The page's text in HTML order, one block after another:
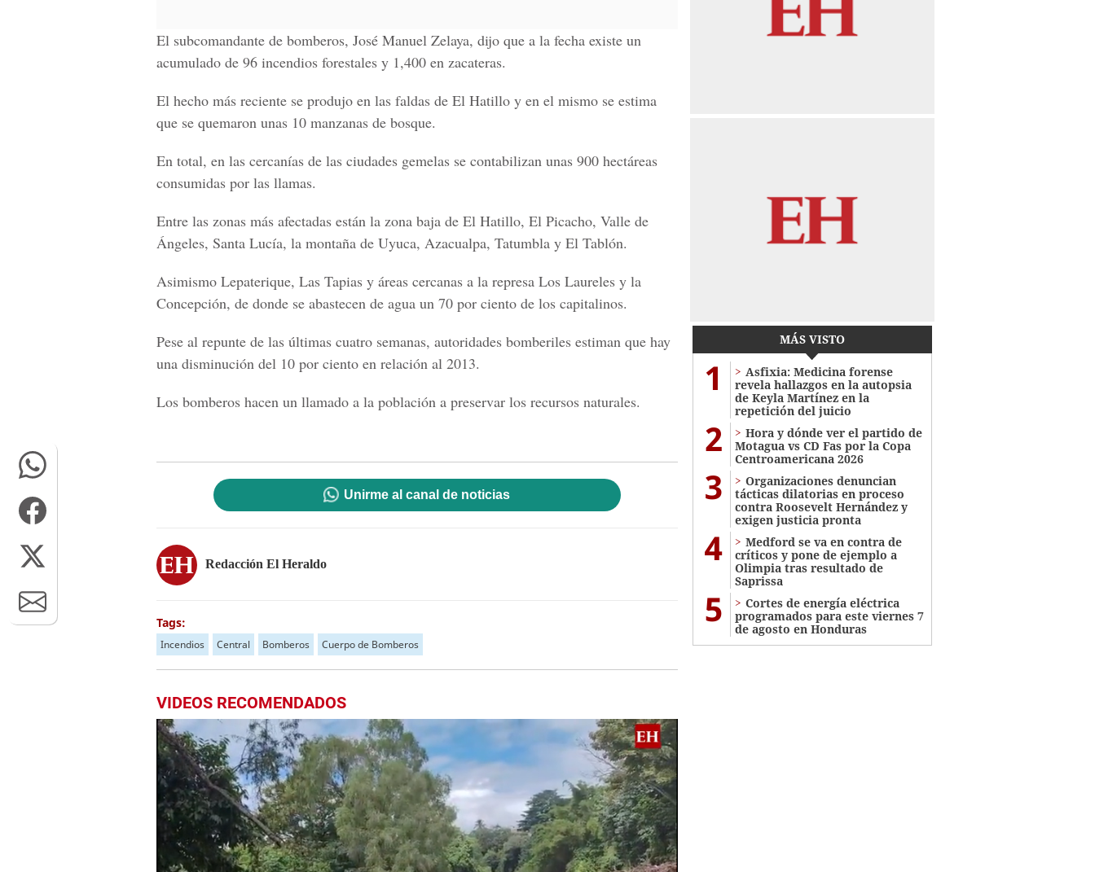
El subcomandante de bomberos, José Manuel Zelaya, dijo que a la fecha existe un
acumulado de 96 incendios forestales y 1,400 en zacateras.
El hecho más reciente se produjo en las faldas de El Hatillo y en el mismo se estima
que se quemaron unas 10 manzanas de bosque.
En total, en las cercanías de las ciudades gemelas se contabilizan unas 900 hectáreas
consumidas por las llamas.
Entre las zonas más afectadas están la zona baja de El Hatillo, El Picacho, Valle de
Ángeles, Santa Lucía, la montaña de Uyuca, Azacualpa, Tatumbla y El Tablón.
Asimismo Lepaterique, Las Tapias y áreas cercanas a la represa Los Laureles y la
Concepción, de donde se abastecen de agua un 70 por ciento de los capitalinos.
Pese al repunte de las últimas cuatro semanas, autoridades bomberiles estiman que hay
una disminución del 10 por ciento en relación al 2013.
Los bomberos hacen un llamado a la población a preservar los recursos naturales.
Unirme al canal de noticias
Redacción El Heraldo
Tags:
Incendios Central Bomberos Cuerpo de Bomberos
VIDEOS RECOMENDADOS
MÁS VISTO
1
Asfixia: Medicina forense
revela hallazgos en la autopsia
de Keyla Martínez en la
repetición del juicio
2
Hora y dónde ver el partido de
Motagua vs CD Fas por la Copa
Centroamericana 2026
3
Organizaciones denuncian
tácticas dilatorias en proceso
contra Roosevelt Hernández y
exigen justicia pronta
4
Medford se va en contra de
críticos y pone de ejemplo a
Olimpia tras resultado de
Saprissa
5
Cortes de energía eléctrica
programados para este viernes 7
de agosto en Honduras